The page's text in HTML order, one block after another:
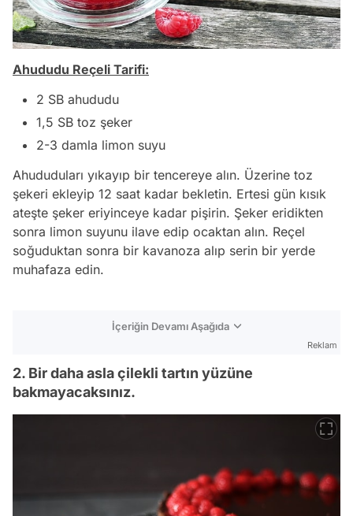
Ahududu Reçeli Tarifi:
2 SB ahududu
1,5 SB toz şeker
2-3 damla limon suyu
Ahududuları yıkayıp bir tencereye alın. Üzerine toz
şekeri ekleyip 12 saat kadar bekletin. Ertesi gün kısık
ateşte şeker eriyinceye kadar pişirin. Şeker eridikten
sonra limon suyunu ilave edip ocaktan alın. Reçel
soğuduktan sonra bir kavanoza alıp serin bir yerde
muhafaza edin.
İçeriğin Devamı Aşağıda
Reklam
2. Bir daha asla çilekli tartın yüzüne
bakmayacaksınız.